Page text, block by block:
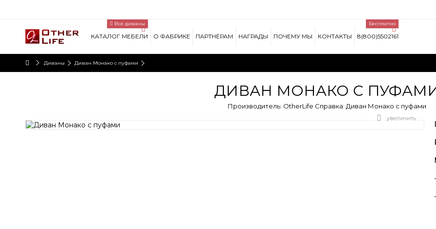
Lorem ipsum dolor sit amet, consectetur adipisicing elit, sed do eiusmod tempor
incididunt ut labore et dolore magna aliqua. Ut enim ad minim veniam, quis nostrud
exercitation ullamco laboris nisi ut aliquip ex ea commodo consequat.
Lorem ipsum dolor sit amet,
incididunt ut labore et dolore
exercitation ullamco laboris
КАТАЛОГ МЕБЕЛИ
Все диваны
О ФАБРИКЕ ПАРТНЁРАМ НАГРАДЫ ПОЧЕМУ МЫ КОНТАКТЫ 8(800)5502161
Бесплатно
Диваны Диван Монако с пуфами
ДИВАН МОНАКО С
Производитель: OtherLife Справка: Диван Монако с пуфами
увеличить